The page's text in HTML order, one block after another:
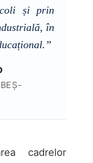
și prin
în
cadrelor